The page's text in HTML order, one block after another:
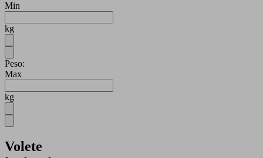
Min
kg
Peso:
Max
kg
Volete